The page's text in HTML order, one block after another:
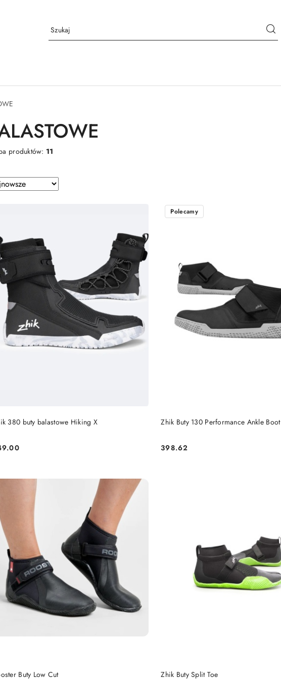
produktów: 11
380 buty balastowe Hiking X
DO KOSZYKA Zhik Buty 130 Performance Ankle Boot
Cena:
398.62
Polecamy
DO KOSZYKA
Buty Low CutDO KOSZYKA Zhik Buty Split Toe